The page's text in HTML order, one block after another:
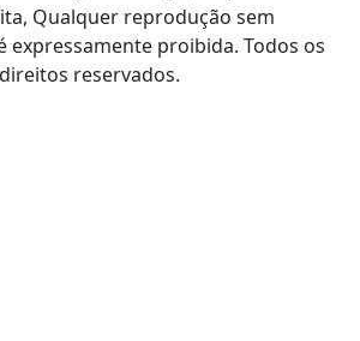
Qualquer reprodução sem
expressamente proibida. Todos os
direitos reservados.